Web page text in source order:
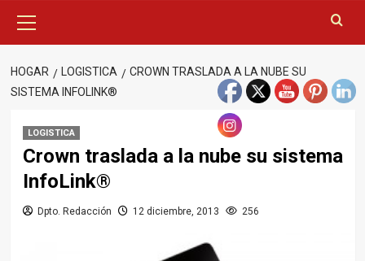
principal
HOGAR LOGISTICA
CROWN TRASLADA A LA NUBE SU
SISTEMA INFOLINK®
LOGISTICA
Crown traslada a la nube su sistema
InfoLink®
Dpto. Redacción 12 diciembre, 2013 256